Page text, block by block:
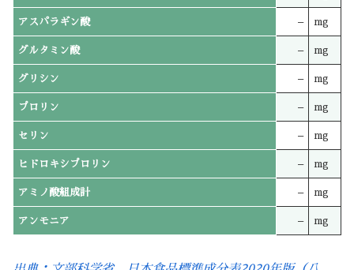
アスパラギン酸 – mg
グルタミン酸 – mg
グリシン – mg
プロリン – mg
セリン – mg
ヒドロキシプロリン – mg
アミノ酸組成計 – mg
アンモニア – mg